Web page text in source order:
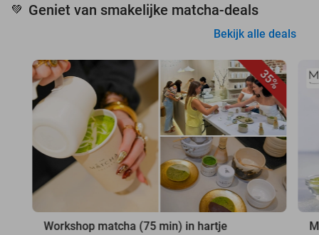
💚 Geniet van smakelijke matcha-deals
Bekijk alle deals
35%
Workshop matcha (75 min) in hartje